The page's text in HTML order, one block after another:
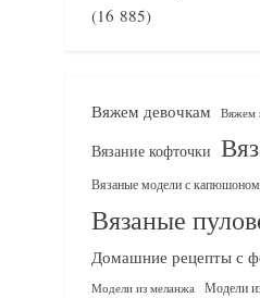
(16 885)
Вяжем девочкам Вяжем
Вязание кофточки
Вязаные модели с капюшоном
Вязаные
Домашние рецепты с
Модели из меланжа Модели